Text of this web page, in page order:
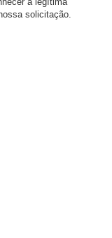
solicitação.